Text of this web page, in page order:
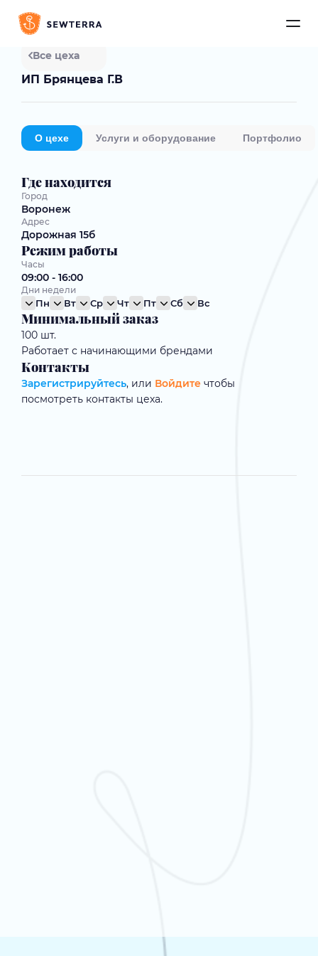
Все цеха
ИП Брянцева Г.В
О цехе Услуги и оборудование Портфолио
Где находится
Город
Воронеж
Адрес
Дорожная 15б
Режим работы
Часы
09:00 - 16:00
Дни недели
Пн Вт Ср Чт Пт Сб Вс
Минимальный заказ
100 шт.
Работает с начинающими брендами
Контакты
Зарегистрируйтесь, или Войдите чтобы
посмотреть контакты цеха.